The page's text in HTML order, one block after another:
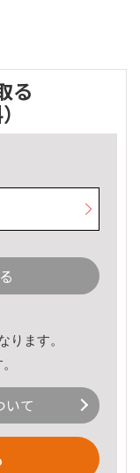
る
ります。
いて